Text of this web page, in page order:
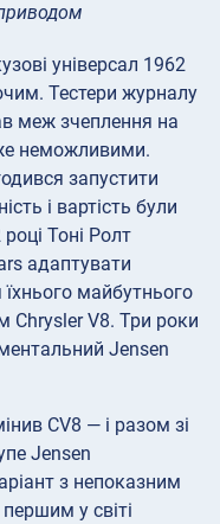
універсал 1962
Тестери журналу
меж зчеплення на
неможливими.
запустити
і вартість були
Тоні Ролт
адаптувати
майбутнього
Chrysler V8. Три роки
Jensen
CV8 — і разом зі
Jensen
з непоказним
у світі